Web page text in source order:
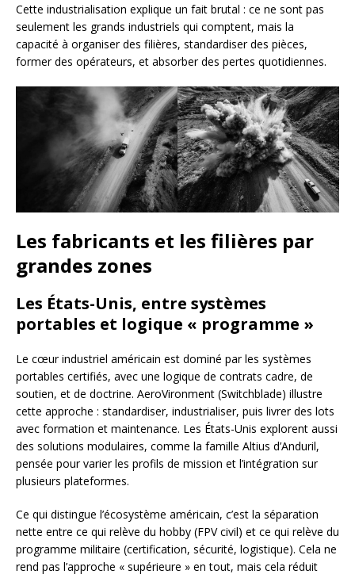
Cette industrialisation explique un fait brutal : ce ne sont pas
seulement les grands industriels qui comptent, mais la
capacité à organiser des filières, standardiser des pièces,
former des opérateurs, et absorber des pertes quotidiennes.
Les fabricants et les filières par
grandes zones
Les États-Unis, entre systèmes
portables et logique « programme »
Le cœur industriel américain est dominé par les systèmes
portables certifiés, avec une logique de contrats cadre, de
soutien, et de doctrine. AeroVironment (Switchblade) illustre
cette approche : standardiser, industrialiser, puis livrer des lots
avec formation et maintenance. Les États-Unis explorent aussi
des solutions modulaires, comme la famille Altius d’Anduril,
pensée pour varier les profils de mission et l’intégration sur
plusieurs plateformes.
Ce qui distingue l’écosystème américain, c’est la séparation
nette entre ce qui relève du hobby (FPV civil) et ce qui relève du
programme militaire (certification, sécurité, logistique). Cela ne
rend pas l’approche « supérieure » en tout, mais cela réduit